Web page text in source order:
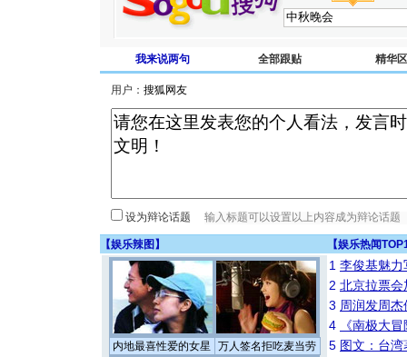
我来说两句 全部跟贴 精华区
用户：
设为辩论话题
【娱乐辣图 】 【娱乐热闻
内地最喜性爱的女星 万人签名拒吃麦当劳
1 李俊基魅力
2 北京拉票
3 周润发周
4
《南极大
5 图文：台